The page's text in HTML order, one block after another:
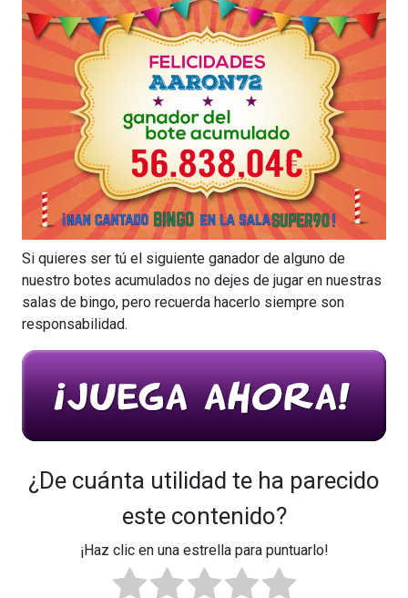
Si quieres ser tú el siguiente ganador de alguno de
nuestro botes acumulados no dejes de jugar en nuestras
salas de bingo, pero recuerda hacerlo siempre son
responsabilidad.
¿De cuánta utilidad te ha parecido
este contenido?
¡Haz clic en una estrella para puntuarlo!